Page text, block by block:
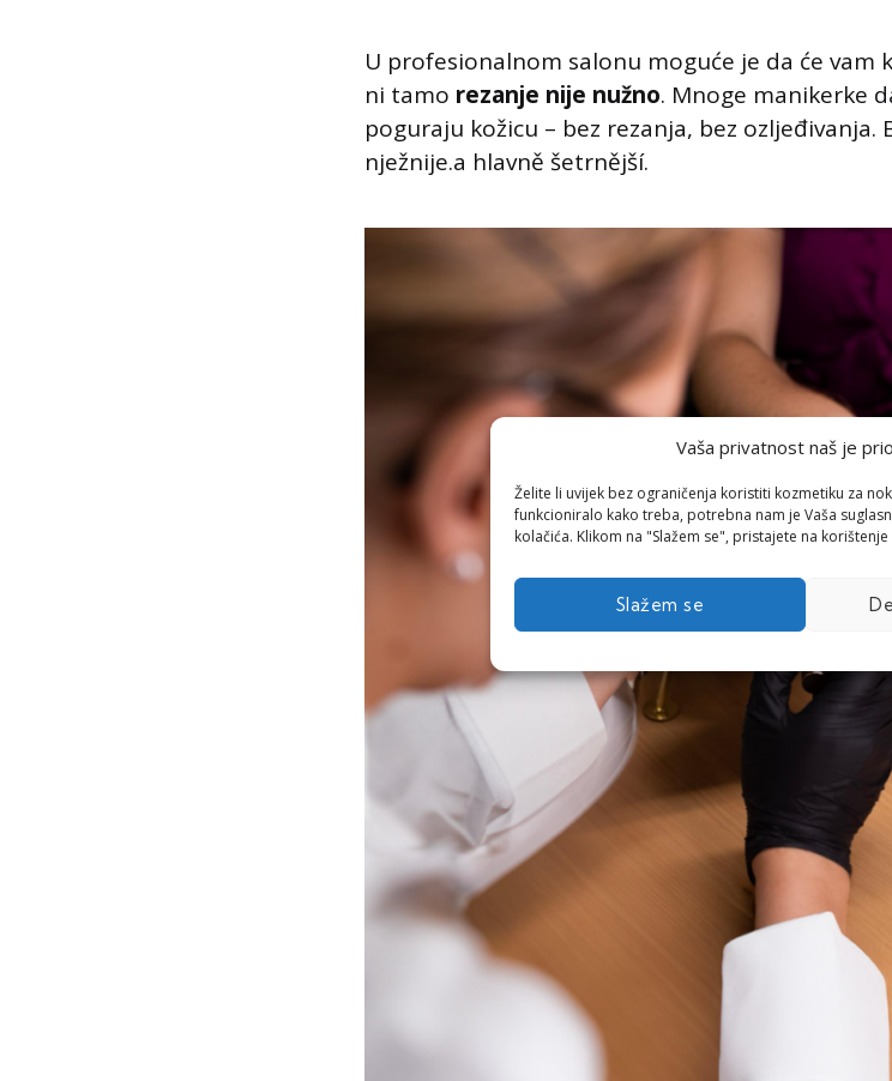
Vaša privatnost naš je
Želite li uvijek bez ograničenja koristiti kozmetiku za
funkcioniralo kako treba, potrebna nam je Vaša
kolačića. Klikom na "Slažem se", pristajete na korištenje
Slažem se
U profesionalnom salonu moguće je da će vam
ni tamo rezanje nije nužno. Mnoge manikerke
poguraju kožicu – bez rezanja, bez ozljeđivanja.
nježnije.a hlavně šetrnější.